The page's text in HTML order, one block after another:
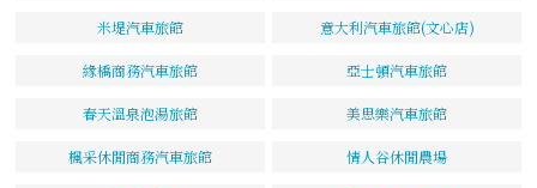
米堤汽車旅館 意大利汽車旅館(文心店)
緣橋商務汽車旅館 亞士頓汽車旅館
春天溫泉泡湯旅館 美思樂汽車旅館
楓采休閒商務汽車旅館 情人谷休閒農場